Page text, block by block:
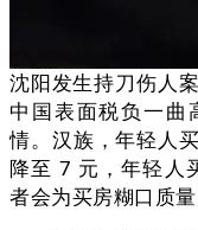
沈阳发生持刀伤人
中国表面税负一曲
情。汉族，年轻人
降至 7 元，年轻人
者会为买房糊口质